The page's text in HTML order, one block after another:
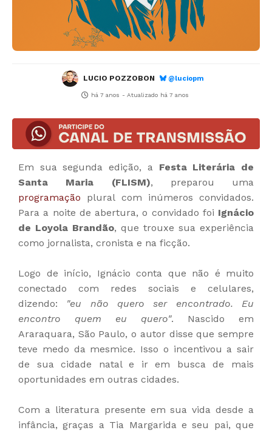
LUCIO POZZOBON @luciopm
há 7 anos - Atualizado há 7 anos
Em sua segunda edição, a Festa Literária de
Santa Maria (FLISM), preparou uma
programação plural com inúmeros convidados.
Para a noite de abertura, o convidado foi Ignácio
de Loyola Brandão, que trouxe sua experiência
como jornalista, cronista e na ficção.
Logo de início, Ignácio conta que não é muito
conectado com redes sociais e celulares,
dizendo: "eu não quero ser encontrado. Eu
encontro quem eu quero". Nascido em
Araraquara, São Paulo, o autor disse que sempre
teve medo da mesmice. Isso o incentivou a sair
de sua cidade natal e ir em busca de mais
oportunidades em outras cidades.
Com a literatura presente em sua vida desde a
infância, graças a Tia Margarida e seu pai, que